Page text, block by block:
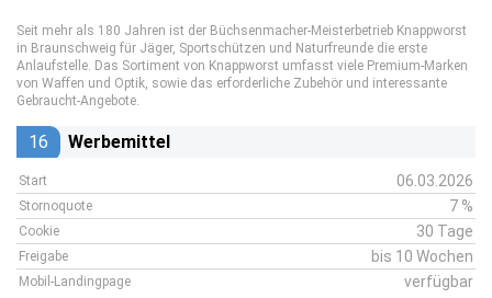
Seit mehr als 180 Jahren ist der Büchsenmacher-Meisterbetrieb Knappworst
in Braunschweig für Jäger, Sportschützen und Naturfreunde die erste
Anlaufstelle. Das Sortiment von Knappworst umfasst viele Premium-Marken
von Waffen und Optik, sowie das erforderliche Zubehör und interessante
Gebraucht-Angebote.
16 Werbemittel
Start 06.03.2026
Stornoquote 7 %
Cookie 30 Tage
Freigabe bis 10 Wochen
Mobil-Landingpage verfügbar